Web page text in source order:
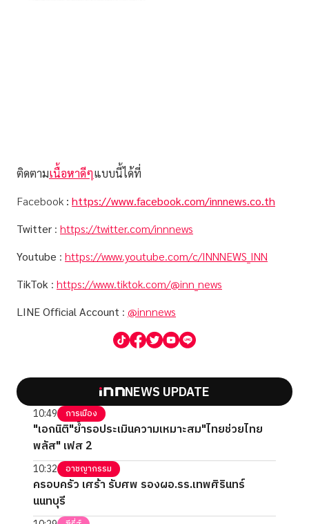
ติดตามเนื้อหาดีๆแบบนี้ได้ที่
Facebook : https://www.facebook.com/innnews.co.th
Twitter : https://twitter.com/innnews
Youtube : https://www.youtube.com/c/INNNEWS_INN
TikTok : https://www.tiktok.com/@inn_news
LINE Official Account : @innnews
NEWS UPDATE
10:49 การเมือง
"เอกนิติ"ย้ำรอประเมินความเหมาะสม"ไทยช่วยไทย
พลัส" เฟส 2
10:32 อาชญากรรม
ครอบครัว เศร้า รับศพ รองผอ.รร.เทพศิรินทร์
นนทบุรี